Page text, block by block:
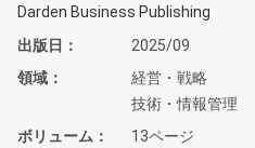
Darden Business Publishing
出版日
2025/09
領域
経営・戦略
技術・情報管理
ボリューム
13ページ